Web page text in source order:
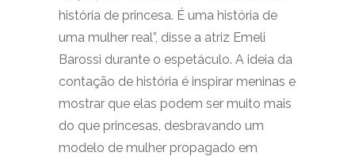
história de princesa. É uma história de
uma mulher real”, disse a atriz Emeli
Barossi durante o espetáculo. A ideia da
contação de história é inspirar meninas e
mostrar que elas podem ser muito mais
do que princesas, desbravando um
modelo de mulher propagado em